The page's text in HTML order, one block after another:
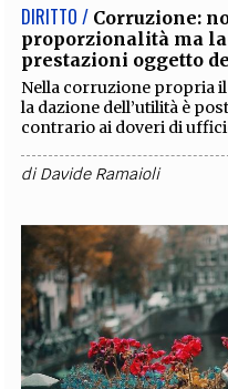
DIRITTO / Corruzione:
proporzionalità ma
prestazioni oggetto
Nella corruzione propria
la dazione dell’utilità è
contrario ai doveri di
diDavide Ramaioli